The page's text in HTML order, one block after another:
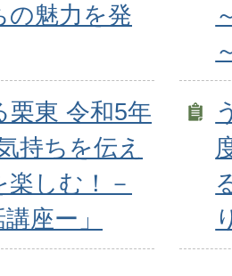
の魅力を発
栗東 令和5年
持ちを伝え
しむ！－
座ー」